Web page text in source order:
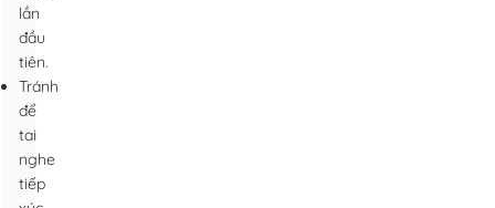
lần
đầu
tiên.
Tránh
để
tai
nghe
tiếp